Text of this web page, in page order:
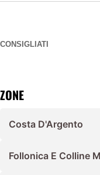
CONSIGLIATI
ZONE
Costa D'Argento
Follonica E Colline